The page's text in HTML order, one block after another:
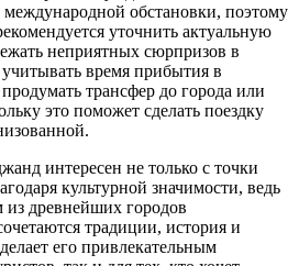
обстановки, поэтому
уточнить актуальную
неприятных сюрпризов в
время прибытия в
трансфер до города или
это поможет сделать поездку
интересен не только с точки
культурной значимости, ведь
из древнейших городов
традиции, история и
его привлекательным